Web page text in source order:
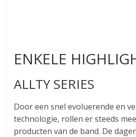
ENKELE
ALLTY SERIES
Door een snel evoluerende en
technologie, rollen er steeds
producten van de band. De